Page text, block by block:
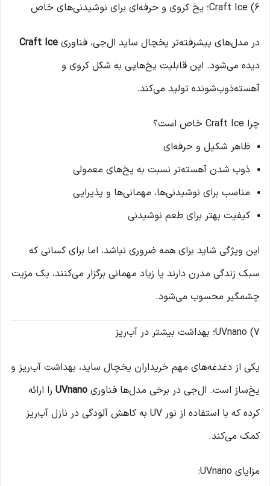
6) Craft Ice؛ یخ کروی و حرفه‌ای برای نوشیدنی‌های خاص
در مدل‌های پیشرفته‌تر یخچال ساید ال‌جی، فناوری Craft Ice
دیده می‌شود. این قابلیت یخ‌هایی به شکل کروی و
آهسته‌ذوب‌شونده تولید می‌کند.
چرا Craft Ice خاص است؟
ظاهر شکیل و حرفه‌ای
ذوب شدن آهسته‌تر نسبت به یخ‌های معمولی
مناسب برای نوشیدنی‌ها، مهمانی‌ها و پذیرایی
کیفیت بهتر برای طعم نوشیدنی
این ویژگی شاید برای همه ضروری نباشد، اما برای کسانی که
سبک زندگی مدرن دارند یا زیاد مهمانی برگزار می‌کنند، یک مزیت
چشمگیر محسوب می‌شود.
7) UVnano؛ بهداشت بیشتر در آب‌ریز
یکی از دغدغه‌های مهم خریداران یخچال ساید، بهداشت آب‌ریز و
یخ‌ساز است. ال‌جی در برخی مدل‌ها فناوری UVnano را ارائه
کرده که با استفاده از نور UV به کاهش آلودگی در نازل آب‌ریز
کمک می‌کند.
مزایای UVnano: